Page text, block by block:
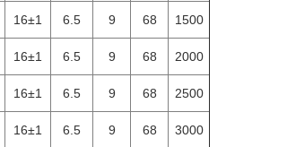
16±1 6.5 9 68
1500
16±1 6.5 9 68
2000
16±1 6.5 9 68
2500
16±1 6.5 9 68
3000